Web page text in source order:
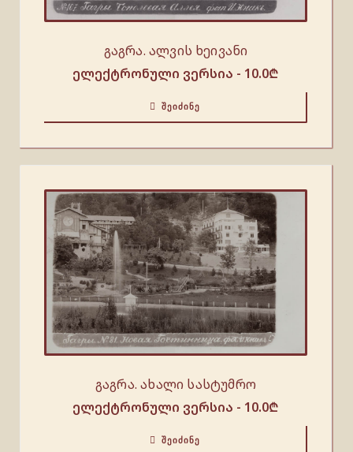
გაგრა. ალვის ხეივანი
ელექტრონული ვერსია - 10.0₾
ᲨᲔᲘᲫᲘᲜᲔ
გაგრა. ახალი სასტუმრო
ელექტრონული ვერსია - 10.0₾
ᲨᲔᲘᲫᲘᲜᲔ